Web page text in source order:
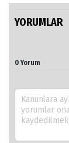
YORUMLAR
0 Yorum